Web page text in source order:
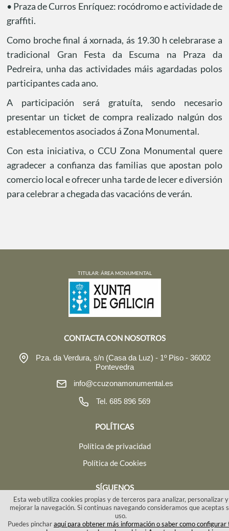
• Praza de Curros Enríquez: rocódromo e actividade de
graffiti.
Como broche final á xornada, ás 19.30 h celebrarase a
tradicional Gran Festa da Escuma na Praza da
Pedreira, unha das actividades máis agardadas polos
participantes cada ano.
A participación será gratuíta, sendo necesario
presentar un ticket de compra realizado nalgún dos
establecementos asociados á Zona Monumental.
Con esta iniciativa, o CCU Zona Monumental quere
agradecer a confianza das familias que apostan polo
comercio local e ofrecer unha tarde de lecer e diversión
para celebrar a chegada das vacacións de verán.
TITULAR: ÁREA MONUMENTAL
CONTACTA CON NOSOTROS
Pza. da Verdura, s/n (Casa da Luz) - 1º Piso - 36002
Pontevedra
info@ccuzonamonumental.es
Tel. 685 896 569
POLÍTICAS
Política de privacidad
Política de Cookies
SÍGUENOS
Esta web utiliza cookies propias y de terceros para analizar, personalizar y
mejorar la navegación. Si continuas navegando consideramos que aceptas
uso.
Puedes pincharaquí para obtener más información o saber como configurar